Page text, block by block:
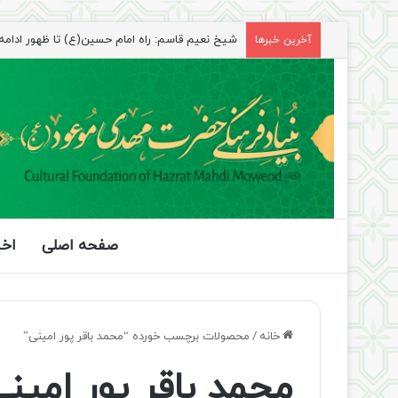
آخرین خبرها شیخ نعیم قاسم: راه امام حسین(ع) تا ظهور ادامه
صفحه اصلی
خانه / محصولات برچسب خورده “محمد باقر پور امينی”